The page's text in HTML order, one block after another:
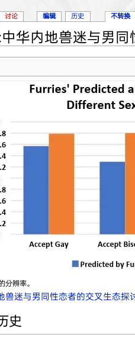
华内地兽迷与男
分辨率。
兽迷与男同性恋者的交叉生态探
史
讨论 编辑 历史 不转换